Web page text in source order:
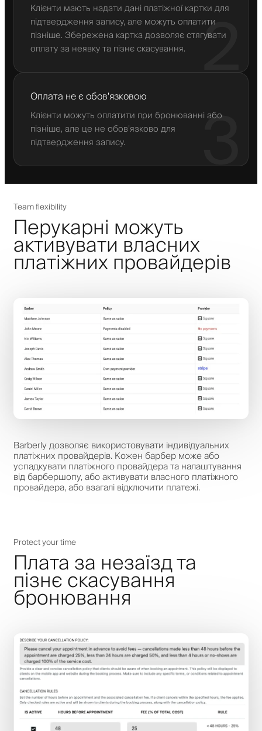
2
Клієнти мають надати дані платіжної картки для
підтвердження запису, але можуть оплатити
пізніше. Збережена картка дозволяє стягувати
оплату за неявку та пізнє скасування.
3
Оплата не є обов'язковою
Клієнти можуть оплатити при бронюванні або
пізніше, але це не обов’язково для
підтвердження запису.
Team flexibility
Перукарні можуть
активувати власних
платіжних провайдерів
Barberly дозволяє використовувати індивідуальних
платіжних провайдерів. Кожен барбер може або
успадкувати платіжного провайдера та налаштування
від барбершопу, або активувати власного платіжного
провайдера, або взагалі відключити платежі.
Protect your time
Плата за незаїзд та
пізнє скасування
бронювання